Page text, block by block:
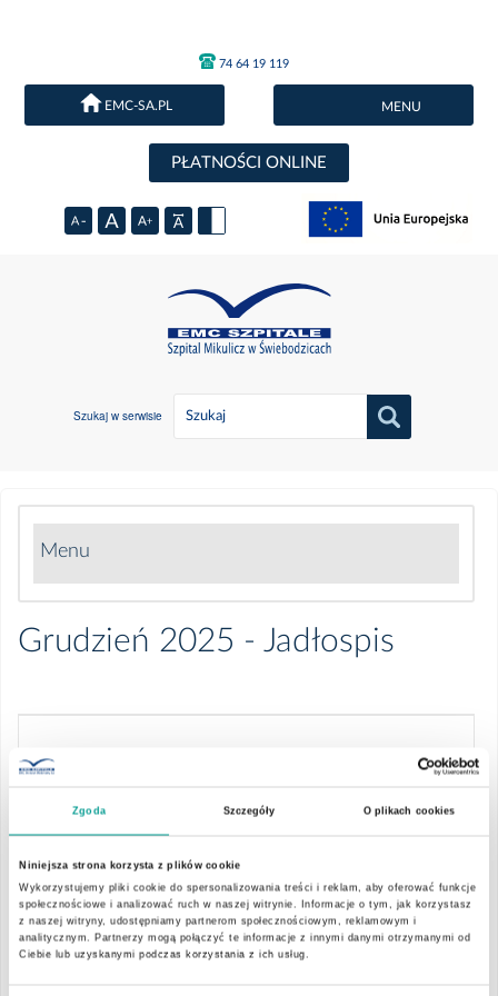
Zgoda Szczegóły O plikach cookies
Niniejsza strona korzysta z plików cookie
Wykorzystujemy pliki cookie do spersonalizowania treści i reklam, aby oferować funkcje
społecznościowe i analizować ruch w naszej witrynie. Informacje o tym, jak korzystasz
z naszej witryny, udostępniamy partnerom społecznościowym, reklamowym i
analitycznym. Partnerzy mogą połączyć te informacje z innymi danymi otrzymanymi od
Ciebie lub uzyskanymi podczas korzystania z ich usług.
74 64 19 119
EMC-SA.PL MENU
PŁATNOŚCI ONLINE
Szukaj w serwisie
Menu
Listopad 2025 - Zdjęcia posiłków
Październik 2025 - Jadłospis
Grudzień 2025 - Jadłospis
1.pdf
1244-dobry-posilek-
07-12-13-12-2025-
r.pdf